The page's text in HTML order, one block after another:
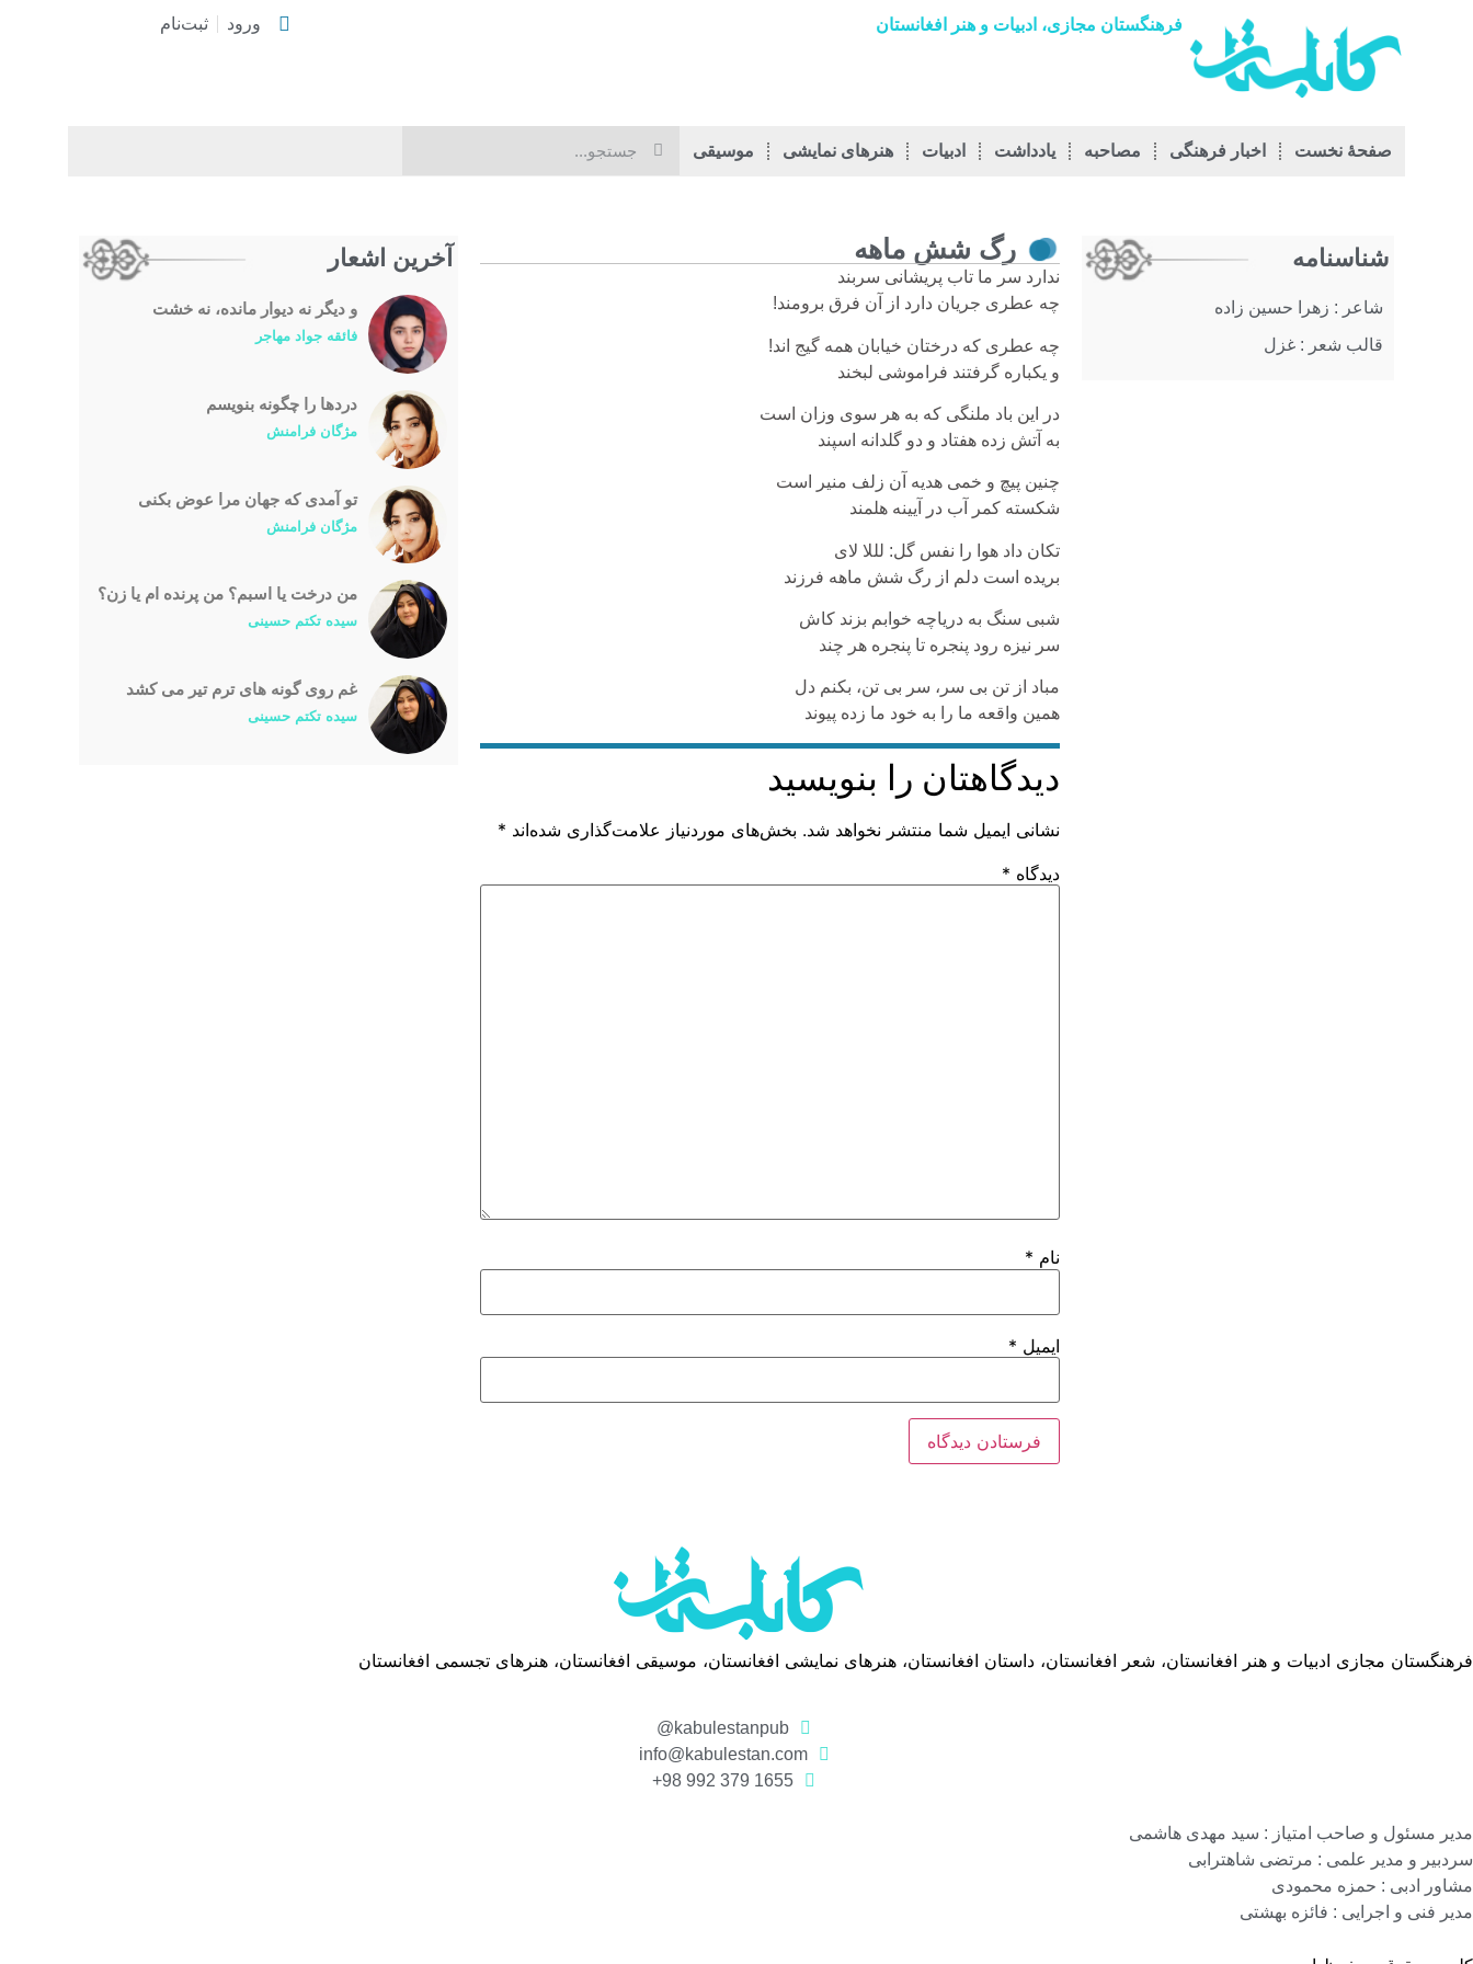
فرهنگستان مجازی، ادبیات و هنر افغانستان ورود ثبت‌نام
صفحۀ نخست اخبار فرهنگی مصاحبه يادداشت ادبیات هنرهای نمایشی موسیقی
آخرین اشعار
و دیگر نه دیوار مانده، نه خشت
فائقه جواد مهاجر
درد‌ها را چگونه بنویسم
مژگان فرامنش
تو آمدی که جهان مرا عوض بکنی
مژگان فرامنش
من درخت یا اسبم؟ من پرنده ام یا زن؟
سیده تکتم حسینی
غم روی گونه های ترم تیر می کشد
سیده تکتم حسینی
رگ شش ماهه
ندارد سر ما تاب پریشانی سربند
چه عطری جریان دارد از آن فرق برومند!
چه عطری که درختان خیابان همه گیج اند!
و یکباره گرفتند فراموشی لبخند
در این باد ملنگی که به هر سوی وزان است
به آتش زده هفتاد و دو گلدانه اسپند
چنین پیچ و خمی هدیه آن زلف منیر است
شکسته کمر آب در آیینه هلمند
تکان داد هوا را نفس گل: لللا لای
بریده است دلم از رگ شش ماهه فرزند
شبی سنگ به دریاچه خوابم بزند کاش
سر نیزه رود پنجره تا پنجره هر چند
مباد از تن بی سر، سر بی تن، بکنم دل
همین واقعه ما را به خود ما زده پیوند
دیدگاهتان را بنویسید
نشانی ایمیل شما منتشر نخواهد شد. بخش‌های موردنیاز علامت‌گذاری شده‌اند *
دیدگاه *
نام *
ایمیل *
شناسنامه
شاعر : زهرا حسین زاده
قالب شعر : غزل
فرهنگستان مجازی ادبیات و هنر افغانستان، شعر افغانستان، داستان افغانستان، هنرهای نمایشی افغانستان، موسیقی افغانستان، هنرهای تجسمی افغانستان
kabulestanpub@
info@kabulestan.com
1655 379 992 98+
مدیر مسئول و صاحب امتیاز : سید مهدی هاشمی
سردبیر و مدیر علمی : مرتضی شاهترابی
مشاور ادبی : حمزه محمودی
مدیر فنی و اجرایی : فائزه بهشتی